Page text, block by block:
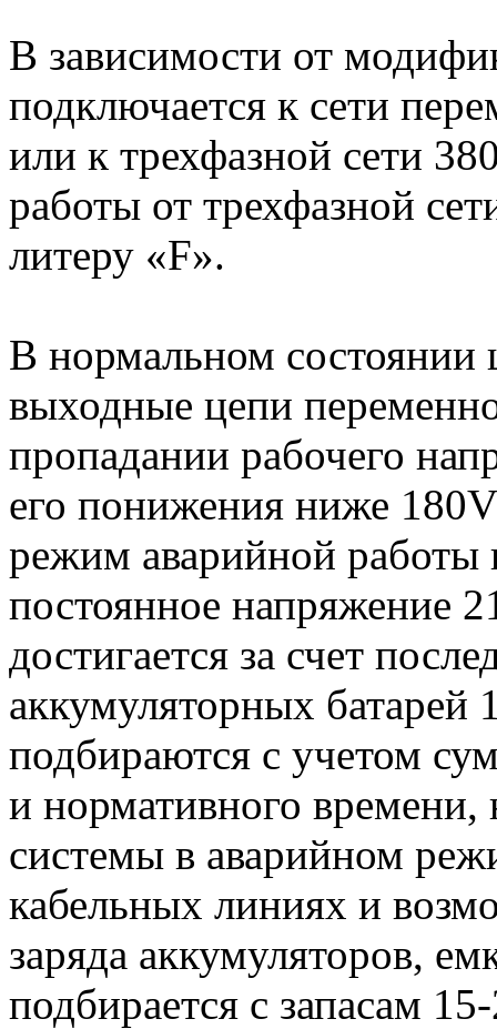
В зависимости от
подключается к сети
или к трехфазной сети
работы от трехфазной
литеру «F».
В нормальном состоянии
выходные цепи
пропадании рабочего
его понижения ниже
режим аварийной работы
постоянное напряжение
достигается за счет
аккумуляторных батарей
подбираются с учетом
и нормативного
системы в аварийном
кабельных линиях и
заряда аккумуляторов,
подбирается с запасам